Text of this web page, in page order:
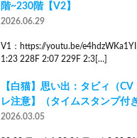
階~230階【V2】
2026.06.29
V1：https://youtu.be/
1:23 228F 2:07 229F 2:3[…]
【白猫】思い出：タビィ（
レ注意】（タイムスタンプ付き
2026.03.05